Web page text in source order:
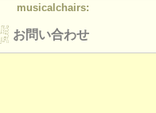
musicalchairs:
お問い合わせ